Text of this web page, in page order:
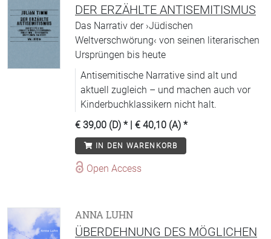
DER ERZÄHLTE ANTISEMITISMUS
Das Narrativ der ›Jüdischen
Weltverschwörung‹ von seinen literarischen
Ursprüngen bis heute
Antisemitische Narrative sind alt und
aktuell zugleich – und machen auch vor
Kinderbuchklassikern nicht halt.
€ 39,00 (D) * | € 40,10 (A) *
IN DEN WARENKORB
Open Access
ANNA LUHN
ÜBERDEHNUNG DES MÖGLICHEN